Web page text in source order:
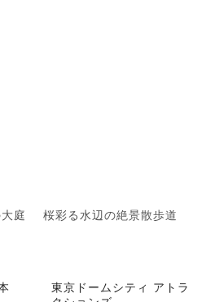
庭
桜彩る水辺の絶景散歩道
東京ドームシティ アトラ